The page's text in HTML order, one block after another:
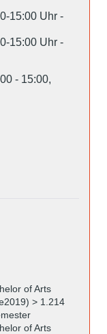
15:00 Uhr -
15:00 Uhr -
- 15:00,
of Arts
> 1.214
of Arts